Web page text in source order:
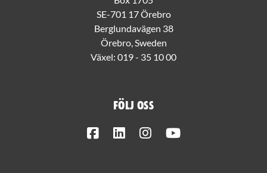
SE-701 17 Örebro
Berglundavägen 38
Örebro, Sweden
Växel: 019 - 35 10 00
Följ oss
FacebookLinkedInInstagram